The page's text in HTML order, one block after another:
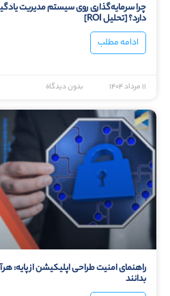
دارد؟ [تحلیل ROI]
ادامه مطلب
۱۱ مرداد ۱۴۰۴ بدون دیدگاه
بدانند